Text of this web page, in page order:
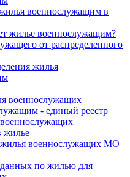
военнослужащим в
жилье военнослужащим?
от распределенного
жилья
военнослужащих
- единый реестр
жилье
военнослужащих МО
по жилью для